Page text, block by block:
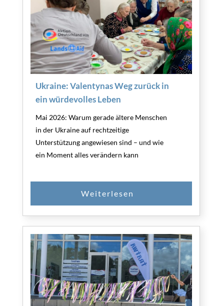
Ukraine: Valentynas Weg zurück in
ein würdevolles Leben
Mai 2026: Warum gerade ältere Menschen
in der Ukraine auf rechtzeitige
Unterstützung angewiesen sind – und wie
ein Moment alles verändern kann